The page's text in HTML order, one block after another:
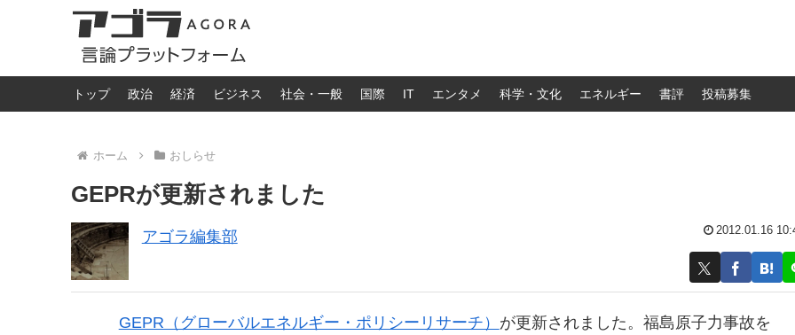
トップ 政治 経済 ビジネス 社会・一般 国際 IT エンタメ 科学・文化 エネルギー 書評 投稿募集
ホーム おしらせ
GEPRが更新されました
アゴラ編集部 2012.01.16
GEPR（グローバルエネルギー・ポリシーリサーチ） が更新されました。福島原子力事故を